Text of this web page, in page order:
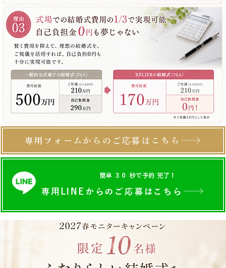
専用フォームからのご応募はこちら
専用LINEからのご応募はこちら
簡単 ３０ 秒で予約 完了！